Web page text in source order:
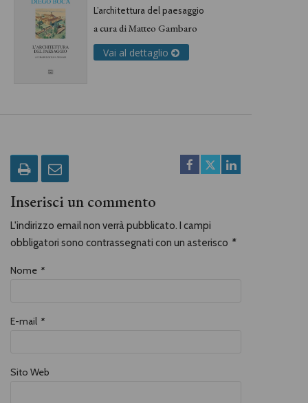
L’architettura del paesaggio
a cura diMatteo Gambaro
Vai al dettaglio
Inserisci un commento
L'indirizzo email non verrà pubblicato. I campi
obbligatori sono contrassegnati con un asterisco *
Nome *
E-mail *
Sito Web